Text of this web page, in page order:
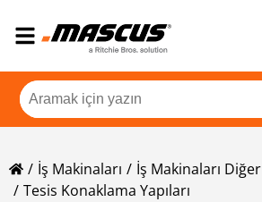
İş Makinaları
İş Makinaları Diğer
Tesis Konaklama Yapıları